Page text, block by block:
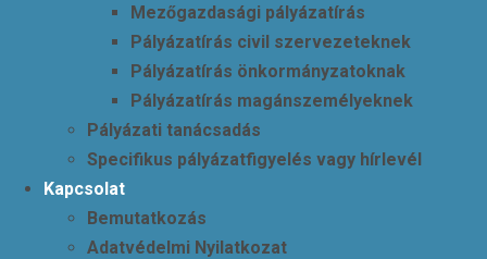
Mezőgazdasági pályázatírás
Pályázatírás civil szervezeteknek
Pályázatírás önkormányzatoknak
Pályázatírás magánszemélyeknek
Pályázati tanácsadás
Specifikus pályázatfigyelés vagy hírlevél
Kapcsolat
Bemutatkozás
Adatvédelmi Nyilatkozat